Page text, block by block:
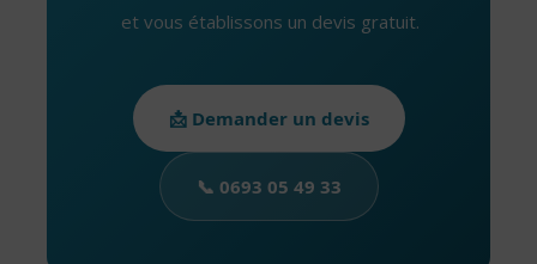
et vous établissons un devis gratuit.
📩 Demander un devis
📞 0693 05 49 33